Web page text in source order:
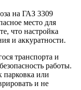
на ГАЗ 3309
место для
что настройка
и аккуратности.
транспорта и
работы.
или
и не